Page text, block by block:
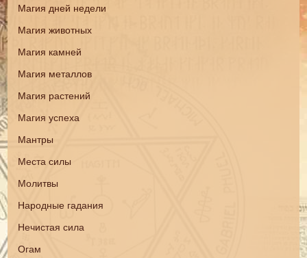
Магия дней недели
Магия животных
Магия камней
Магия металлов
Магия растений
Магия успеха
Мантры
Места силы
Молитвы
Народные гадания
Нечистая сила
Огам